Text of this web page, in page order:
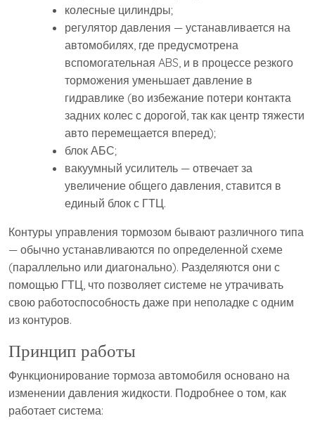
колесные цилиндры;
регулятор давления — устанавливается на
автомобилях, где предусмотрена
вспомогательная ABS, и в процессе резкого
торможения уменьшает давление в
гидравлике (во избежание потери контакта
задних колес с дорогой, так как центр тяжести
авто перемещается вперед);
блок АБС;
вакуумный усилитель — отвечает за
увеличение общего давления, ставится в
единый блок с ГТЦ.
Контуры управления тормозом бывают различного типа
— обычно устанавливаются по определенной схеме
(параллельно или диагонально). Разделяются они с
помощью ГТЦ, что позволяет системе не утрачивать
свою работоспособность даже при неполадке с одним
из контуров.
Принцип работы
Функционирование тормоза автомобиля основано на
изменении давления жидкости. Подробнее о том, как
работает система: